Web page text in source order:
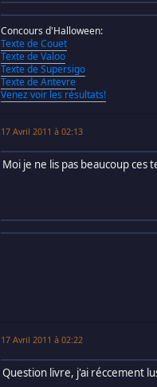
Concours d'Halloween:
Texte de Couet
Texte de Valoo
Texte de Supersigo
Texte de Antevre
Venez voir les résultats!
17 Avril 2011 à 02:13
Moi je ne lis pas beaucoup ces
17 Avril 2011 à 02:22
Question livre, j'ai réccement